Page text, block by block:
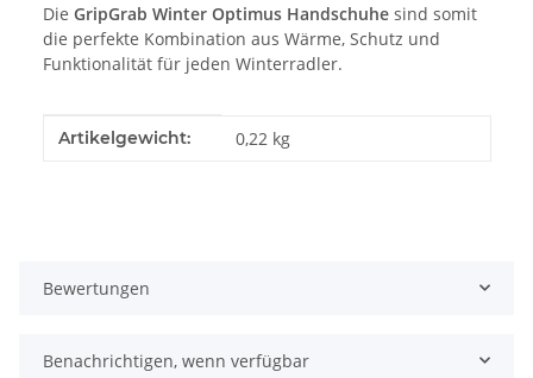
Die GripGrab Winter Optimus Handschuhe sind somit
die perfekte Kombination aus Wärme, Schutz und
Funktionalität für jeden Winterradler.
Produkteigenschaft
Wert
Artikelgewicht: 0,22 kg
Bewertungen
Benachrichtigen, wenn verfügbar